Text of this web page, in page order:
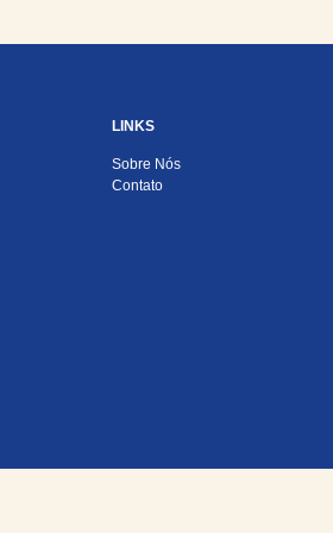
LINKS
Sobre Nós
Contato